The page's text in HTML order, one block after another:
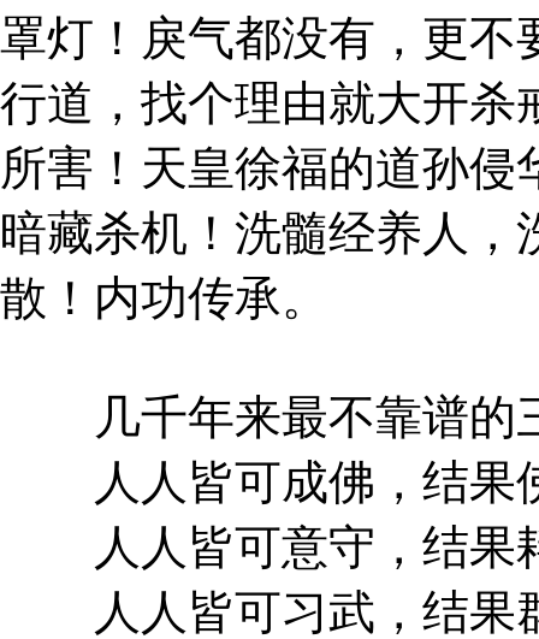
罩灯！戾气都没有，更不
行道，找个理由就大开杀
所害！天皇徐福的道孙
暗藏杀机！洗髓经养人
散！内功传承。
几千年来最不靠谱的
人人皆可成佛，结果
人人皆可意守，结果
人人皆可习武，结果